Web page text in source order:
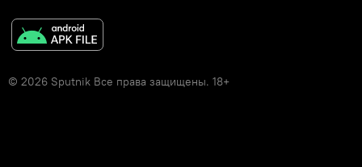
© 2026 Sputnik Все права защищены. 18+